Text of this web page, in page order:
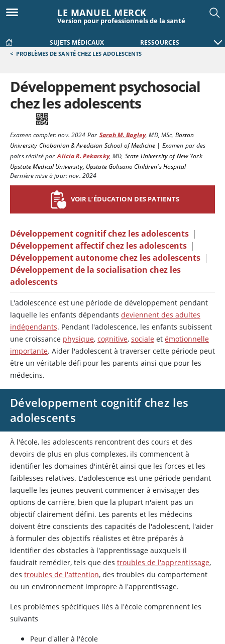
LE MANUEL MERCK
Version pour professionnels de la santé
SUJETS MÉDICAUX RESSOURCES
< PROBLÈMES DE SANTÉ CHEZ LES ADOLESCENTS
Développement psychosocial
chez les adolescents
Examen complet:nov. 2024 Par Sarah M. Bagley,MD, MSc, Boston
University Chobanian & Avedisian School of Medicine | Examen par des
pairs réalisé par Alicia R. Pekarsky,MD, State University of New York
Upstate Medical University, Upstate Golisano Children's Hospital
Dernière mise à jour: nov. 2024
VOIR L’ÉDUCATION DES PATIENTS
Développement cognitif chez les adolescents |
Développement affectif chez les adolescents |
Développement autonome chez les adolescents |
Développement de la socialisation chez les
adolescents
L'adolescence est une période de développement pendant
laquelle les enfants dépendants deviennent des adultes
indépendants. Pendant l'adolescence, les enfants subissent
une croissance physique, cognitive, sociale et émotionnelle
importante. Aider l'adolescent à traverser cette période peut
être un véritable défi pour les parents ainsi que pour les
médecins.
Développement cognitif chez les
adolescents
À l'école, les adolescents rencontrent des cours et des
devoirs de plus en plus complexes, ils commencent à
identifier les domaines d'intérêt ainsi que les forces et les
faiblesses relatives. L'adolescence est une période pendant
laquelle les jeunes peuvent commencer à envisager des
options de carrière, bien que la plupart n'aient pas un
objectif clairement défini. Les parents et les médecins
doivent être conscients des capacités de l'adolescent, l'aider
à formuler des objectifs réalistes et être préparés à
identifier des obstacles à l'apprentissage auxquels il
faudrait remédier, tels que des troubles de l'apprentissage,
des troubles de l'attention, des troubles du comportement
ou un environnement impropre à l'apprentissage.
Les problèmes spécifiques liés à l'école comprennent les
suivants
Peur d'aller à l'école